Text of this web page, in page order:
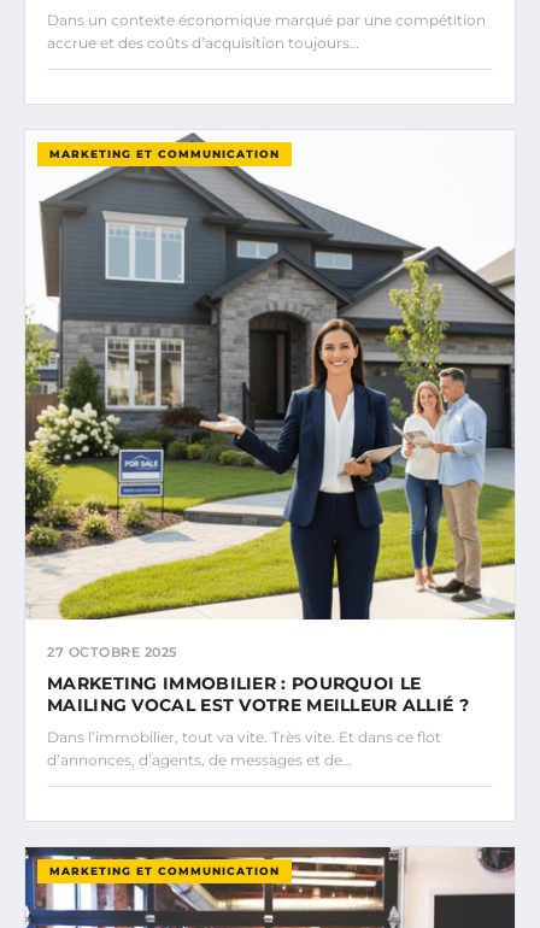
Dans un contexte économique marqué par une compétition
accrue et des coûts d’acquisition toujours…
MARKETING ET COMMUNICATION
27 OCTOBRE 2025
MARKETING IMMOBILIER : POURQUOI LE
MAILING VOCAL EST VOTRE MEILLEUR ALLIÉ ?
Dans l’immobilier, tout va vite. Très vite. Et dans ce flot
d’annonces, d’agents, de messages et de…
MARKETING ET COMMUNICATION